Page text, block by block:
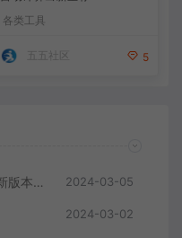
各类工具
五五社区 5
RED三端传奇引擎20240304更新版本！持续更新中 2024-03-05
2024-03-02